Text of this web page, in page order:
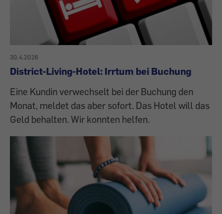
30.4.2026
District-Living-Hotel: Irrtum bei Buchung
Eine Kundin verwechselt bei der Buchung den
Monat, meldet das aber sofort. Das Hotel will das
Geld behalten. Wir konnten helfen.